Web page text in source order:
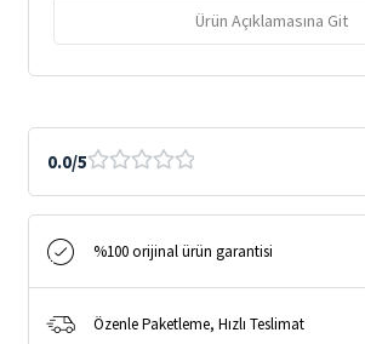
Ürün Açıklamasına Git
0.0/5
%100 orijinal ürün garantisi
Özenle Paketleme, Hızlı Teslimat